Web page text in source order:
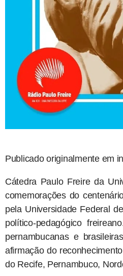
Publicado originalmente em
Cátedra Paulo Freire da
comemorações do
pela Universidade Federal
político-pedagógico
pernambucanas e
afirmação do
do Recife, Pernambuco,